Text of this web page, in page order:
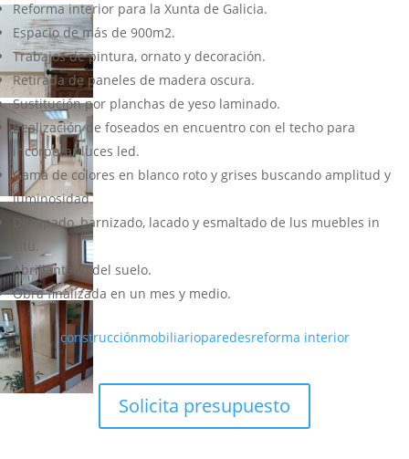
Reforma interior para la Xunta de Galicia.
Espacio de más de 900m2.
Trabajos de pintura, ornato y decoración.
Retirada de paneles de madera oscura.
Sustitución por planchas de yeso laminado.
Realización de foseados en encuentro con el techo para
incorporar luces led.
Gama de colores en blanco roto y grises buscando amplitud y
luminosidad.
Decapado, barnizado, lacado y esmaltado de lus muebles in
situ.
Abrillantado del suelo.
Obra finalizada en un mes y medio.
construcciónmobiliarioparedesreforma interior
Solicita presupuesto